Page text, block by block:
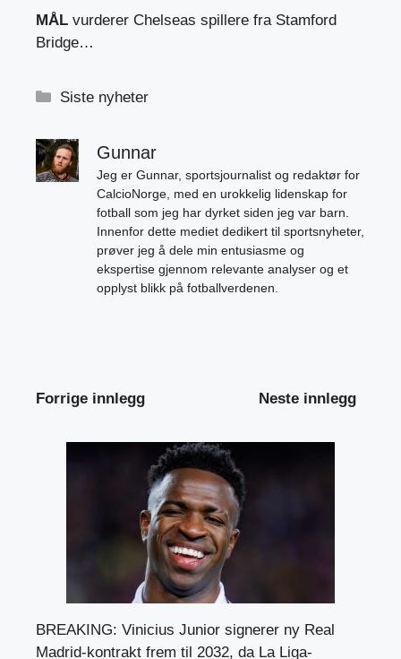
MÅL vurderer Chelseas spillere fra Stamford
Bridge…
Kategorier
Siste nyheter
Gunnar
Jeg er Gunnar, sportsjournalist og redaktør for
CalcioNorge, med en urokkelig lidenskap for
fotball som jeg har dyrket siden jeg var barn.
Innenfor dette mediet dedikert til sportsnyheter,
prøver jeg å dele min entusiasme og
ekspertise gjennom relevante analyser og et
opplyst blikk på fotballverdenen.
Forrige innlegg Neste innlegg
BREAKING: Vinicius Junior signerer ny Real
Madrid-kontrakt frem til 2032, da La Liga-